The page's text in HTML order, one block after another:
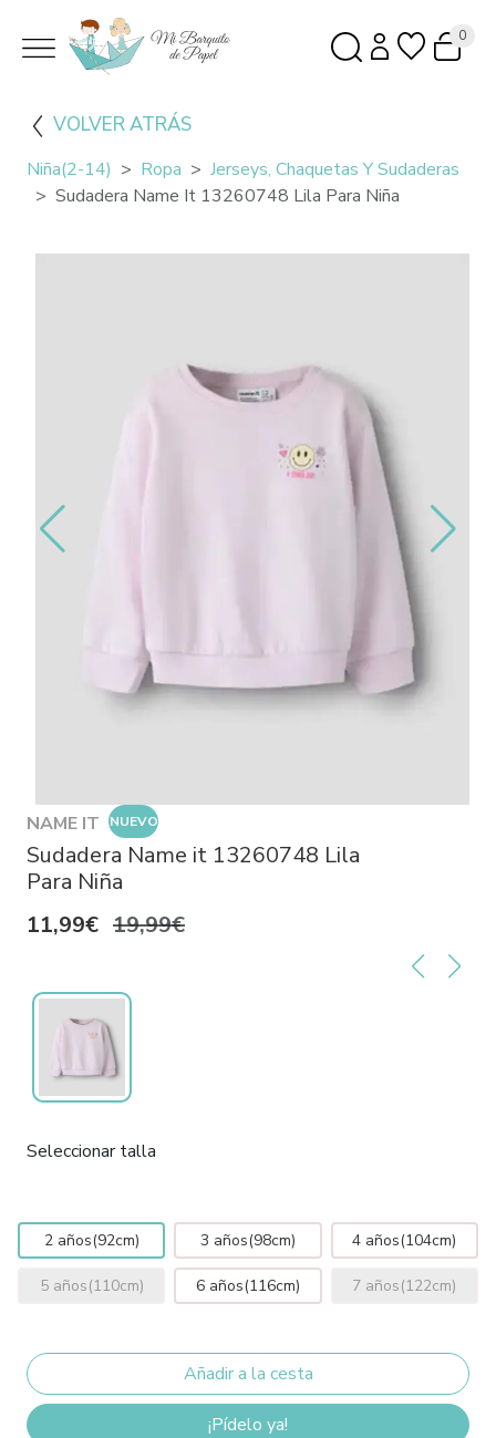
0
VOLVER ATRÁS
Niña(2-14) Ropa
Jerseys, Chaquetas Y Sudaderas
Sudadera Name It 13260748 Lila Para Niña
NAME IT NUEVO
Sudadera Name it 13260748 Lila
Para Niña
11,99€ 19,99€
Seleccionar talla
2 años(92cm) 3 años(98cm) 4 años(104cm)
5 años(110cm) 6 años(116cm) 7 años(122cm)
¡Pídelo ya!